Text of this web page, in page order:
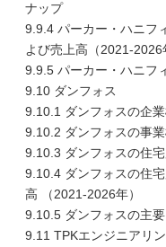
ナップ
9.9.4 パーカー・ハニフ
よび売上高（2021-2026
9.9.5 パーカー・ハニフ
9.10 ダンフォス
9.10.1 ダンフォスの企
9.10.2 ダンフォスの事
9.10.3 ダンフォスの住
9.10.4 ダンフォスの住
高 （2021-2026年）
9.10.5 ダンフォスの主
9.11 TPKエンジニアリ